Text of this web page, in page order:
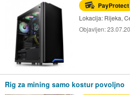
PayProtect
Lokacija: Rijeka,
Objavljen:
Rig za mining samo kostur povoljno